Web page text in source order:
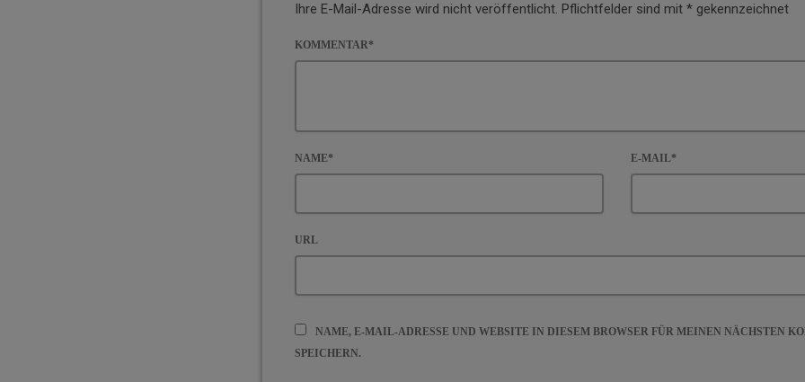
Ihre E-Mail-Adresse wird nicht veröffentlicht. Pflichtfelder sind mit * gekennzeichnet
KOMMENTAR*
NAME* E-MAIL*
URL
NAME, E-MAIL-ADRESSE UND WEBSITE IN DIESEM BROWSER FÜR MEINEN NÄCHSTEN
SPEICHERN.